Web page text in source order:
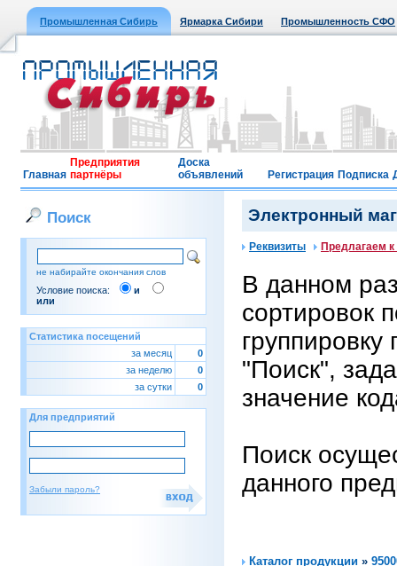
Промышленная Сибирь Ярмарка Сибири Промышленность СФО
Главная
Предприятия
партнёры
Доска
объявлений
Регистрация Подписка
Поиск
не набирайте окончания слов
Условие поиска:
и
или
Статистика посещений
за месяц
0
за неделю
0
за сутки
0
Для предприятий
Забыли пароль?
Электронный
Реквизиты Предлагаем
В данном
сортировок
"Поиск",
значение
Поиск
данного
Каталог продукции »